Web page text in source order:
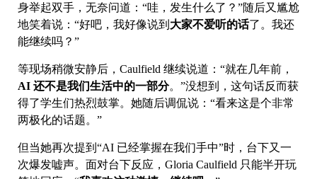
身举起双手，无奈问道：“哇，发生什么了？”随后又尴尬
地笑着说：“好吧，我好像说到 大家不爱听的话了。我还
能继续吗？”
等现场稍微安静后，Caulfield 继续说道：“就在几年前，
AI 还不是我们生活中的一部分。”没想到，这句话反而获
得了学生们热烈鼓掌。她随后调侃说：“看来这是个非常
两极化的话题。”
但当她再次提到“AI 已经掌握在我们手中”时，台下又一
次爆发嘘声。面对台下反应，Gloria Caulfield 只能半开玩